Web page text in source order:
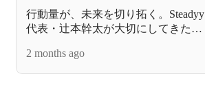
行動量が、未来を切り拓く。Steadyy
代表・辻本幹太が大切にしてきたこ
2 months ago